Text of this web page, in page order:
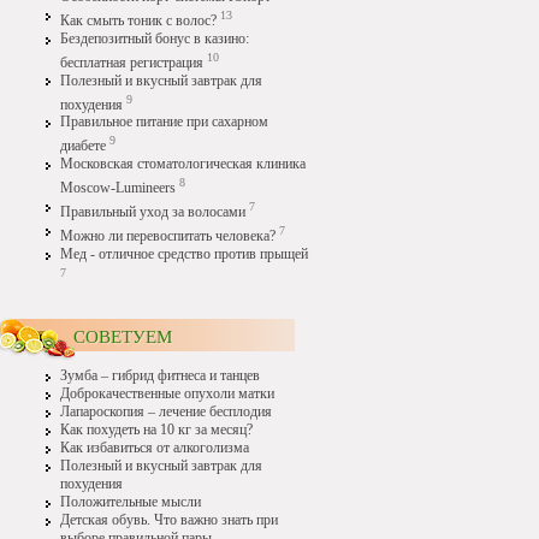
Как смыть тоник с волос? 13
Бездепозитный бонус в казино:
бесплатная регистрация 10
Полезный и вкусный завтрак для
похудения 9
Правильное питание при сахарном
диабете 9
Московская стоматологическая клиника
Moscow-Lumineers 8
Правильный уход за волосами 7
Можно ли перевоспитать человека? 7
Мед - отличное средство против прыщей
7
СОВЕТУЕМ
Зумба – гибрид фитнеса и танцев
Доброкачественные опухоли матки
Лапароскопия – лечение бесплодия
Как похудеть на 10 кг за месяц?
Как избавиться от алкоголизма
Полезный и вкусный завтрак для
похудения
Положительные мысли
Детская обувь. Что важно знать при